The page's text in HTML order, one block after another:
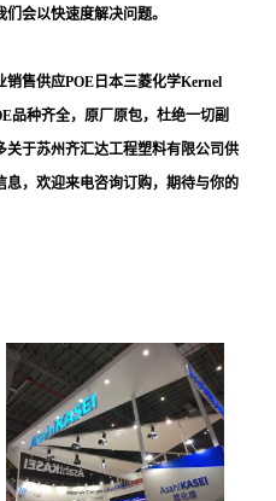
会以快速度解决问题。
销售供应POE日本三菱化学Kernel
品种齐全，原厂原包，杜绝一切副
关于苏州齐汇达工程塑料有限公司供
息，欢迎来电咨询订购，期待与你的